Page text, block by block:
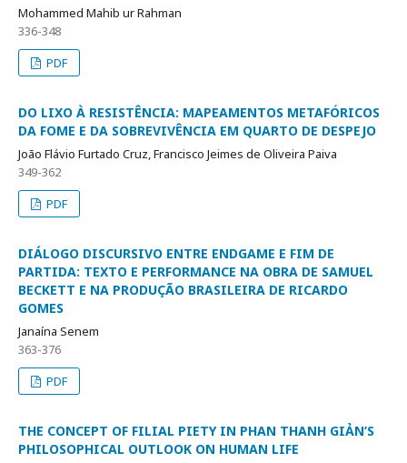
Mohammed Mahib ur Rahman
336-348
PDF
DO LIXO À RESISTÊNCIA: MAPEAMENTOS METAFÓRICOS
DA FOME E DA SOBREVIVÊNCIA EM QUARTO DE DESPEJO
João Flávio Furtado Cruz, Francisco Jeimes de Oliveira Paiva
349-362
PDF
DIÁLOGO DISCURSIVO ENTRE ENDGAME E FIM DE
PARTIDA: TEXTO E PERFORMANCE NA OBRA DE SAMUEL
BECKETT E NA PRODUÇÃO BRASILEIRA DE RICARDO
GOMES
Janaína Senem
363-376
PDF
THE CONCEPT OF FILIAL PIETY IN PHAN THANH GIẢN’S
PHILOSOPHICAL OUTLOOK ON HUMAN LIFE